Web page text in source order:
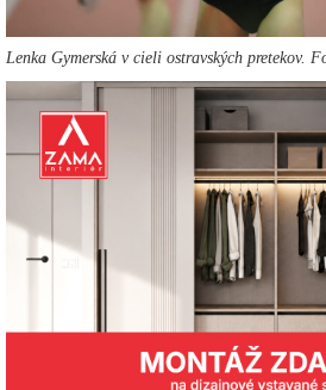
Lenka Gymerská v cieli ostravských pretekov.